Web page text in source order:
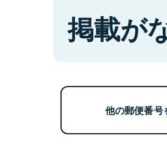
掲載が
他の郵便番号